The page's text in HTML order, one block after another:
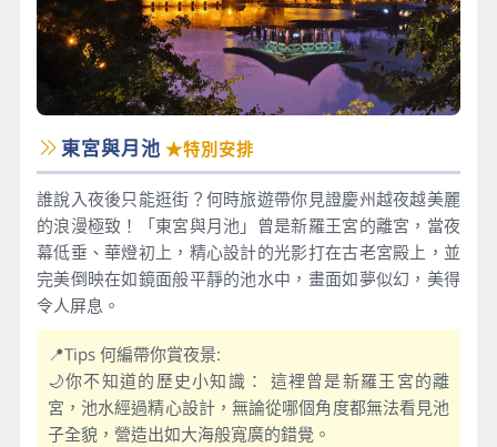
東宮與月池 ★特別安排
誰說入夜後只能逛街？何時旅遊帶你見證慶州越夜越美麗
的浪漫極致！「東宮與月池」曾是新羅王宮的離宮，當夜
幕低垂、華燈初上，精心設計的光影打在古老宮殿上，並
完美倒映在如鏡面般平靜的池水中，畫面如夢似幻，美得
令人屏息。
📍Tips 何編帶你賞夜景:
🌙你不知道的歷史小知識： 這裡曾是新羅王宮的離
宮，池水經過精心設計，無論從哪個角度都無法看見池
子全貌，營造出如大海般寬廣的錯覺。